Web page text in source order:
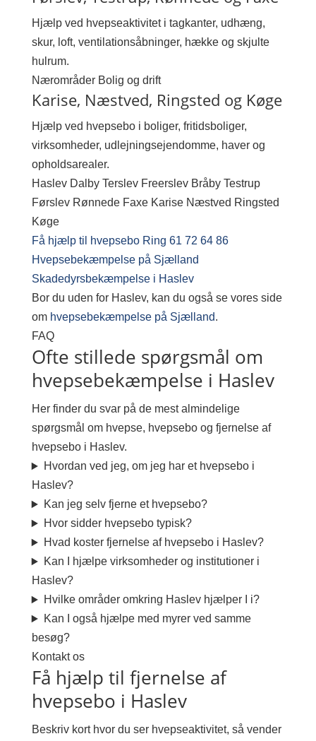
Hjælp ved hvepseaktivitet i tagkanter, udhæng,
skur, loft, ventilationsåbninger, hække og skjulte
hulrum.
Nærområder Bolig og drift
Karise, Næstved, Ringsted og Køge
Hjælp ved hvepsebo i boliger, fritidsboliger,
virksomheder, udlejningsejendomme, haver og
opholdsarealer.
Haslev Dalby Terslev Freerslev Bråby Testrup
Førslev Rønnede Faxe Karise Næstved Ringsted
Køge
Få hjælp til hvepsebo Ring 61 72 64 86
Hvepsebekæmpelse på Sjælland
Skadedyrsbekæmpelse i Haslev
Bor du uden for Haslev, kan du også se vores side
om hvepsebekæmpelse på Sjælland.
FAQ
Ofte stillede spørgsmål om
hvepsebekæmpelse i Haslev
Her finder du svar på de mest almindelige
spørgsmål om hvepse, hvepsebo og fjernelse af
hvepsebo i Haslev.
Hvordan ved jeg, om jeg har et hvepsebo i
Haslev?
Kan jeg selv fjerne et hvepsebo?
Hvor sidder hvepsebo typisk?
Hvad koster fjernelse af hvepsebo i Haslev?
Kan I hjælpe virksomheder og institutioner i
Haslev?
Hvilke områder omkring Haslev hjælper I i?
Kan I også hjælpe med myrer ved samme
besøg?
Kontakt os
Få hjælp til fjernelse af
hvepsebo i Haslev
Beskriv kort hvor du ser hvepseaktivitet, så vender